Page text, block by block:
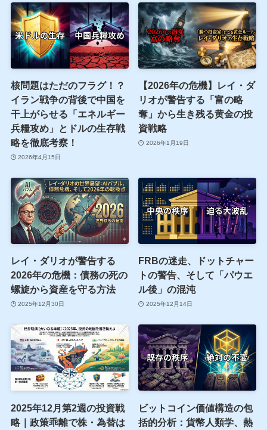
核問題はただのフラグ！？
イラン戦争の背後で中国を
干上がらせる「エネルギー
兵糧攻め」とドルの生存戦
略を徹底考察！
2026年4月15日
【2026年の危機】レイ・ダ
リオが警告する「富の略
奪」から生き残る黄金の投
資戦略
2026年1月19日
レイ・ダリオが警告する
2026年の危機：債務の死の
螺旋から資産を守る方法
2025年12月30日
FRBの迷走、ドットチャー
トの警告、そして「パウエ
ル後」の混沌
2025年12月14日
2025年12月第2週の投資戦
略｜政策乖離で株・為替は
ビットコイン価値構造の包
括的分析：貨幣人類学、熱